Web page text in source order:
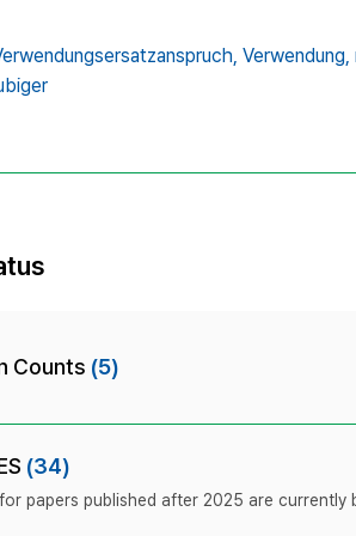
Verwendung,
Counts (5)
(34)
papers published after 2025 are currently